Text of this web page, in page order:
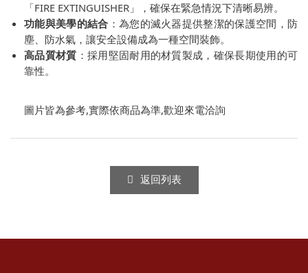
「FIRE EXTINGUISHER」，確保在緊急情況下清晰易辨。
功能與美學的結合 ：為您的滅火器提供整潔的保護空間，防
塵、防水氣，讓安全設備成為一種空間裝飾。
高品質材質 ：採用堅固耐用的材質製成，確保長期使用的可
靠性。
圖片皆為參考,實際依商品為準,歡迎來電洽詢
返回列表